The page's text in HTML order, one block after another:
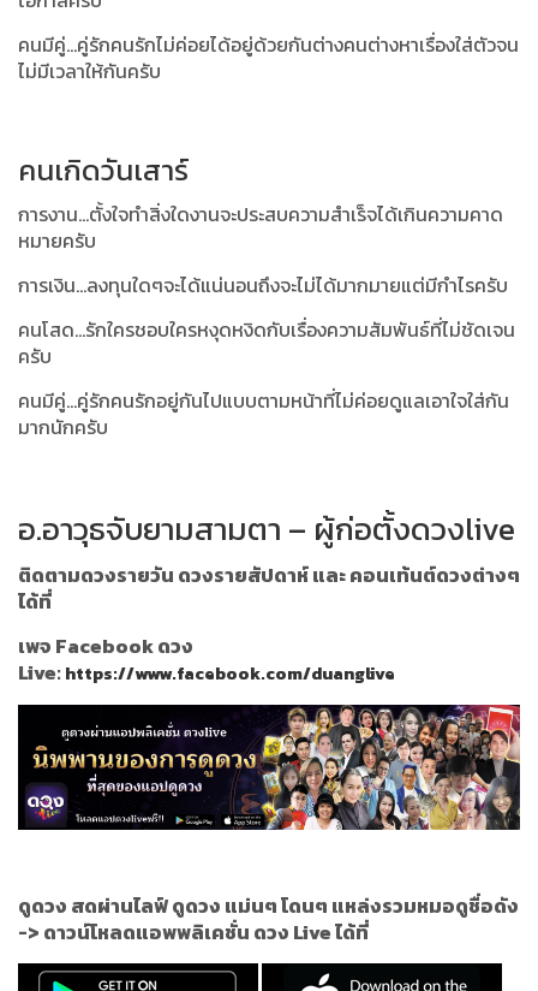
คนมีคู่...คู่รักคนรักไม่ค่อยได้อยู่ด้วยกันต่างคนต่างหาเรื่องใส่ตัวจน
ไม่มีเวลาให้กันครับ
คนเกิดวันเสาร์
การงาน...ตั้งใจทำสิ่งใดงานจะประสบความสำเร็จได้เกินความคาด
หมายครับ
การเงิน...ลงทุนใดๆจะได้แน่นอนถึงจะไม่ได้มากมายแต่มีกำไรครับ
คนโสด...รักใครชอบใครหงุดหงิดกับเรื่องความสัมพันธ์ที่ไม่ชัดเจน
ครับ
คนมีคู่...คู่รักคนรักอยู่กันไปแบบตามหน้าที่ไม่ค่อยดูแลเอาใจใส่กัน
มากนักครับ
อ.อาวุธจับยามสามตา – ผู้ก่อตั้งดวงlive
ติดตามดวงรายวัน ดวงรายสัปดาห์ และ คอนเท้นต์ดวงต่างๆ
ได้ที่
เพจ Facebook ดวง
Live:https://www.facebook.com/duanglive
ดูดวง สดผ่านไลฟ์ ดูดวง แม่นๆ โดนๆ แหล่งรวมหมอดูชื่อดัง
-> ดาวน์โหลดแอพพลิเคชั่น ดวง Live ได้ที่